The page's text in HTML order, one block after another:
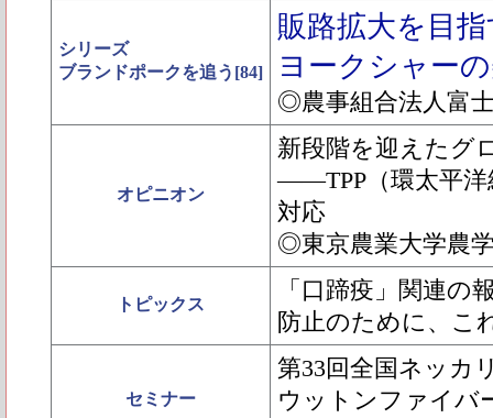
シリーズ
ブランドポークを追う[84]
販路拡大を目
ヨークシャー
◎農事組合法人富
オピニオン
新段階を迎えたグ
――TPP（環太平洋
対応
◎東京農業大学農
トピックス
「口蹄疫」関連
防止のために、こ
セミナー
第33回全国ネッ
ウットンファイバ